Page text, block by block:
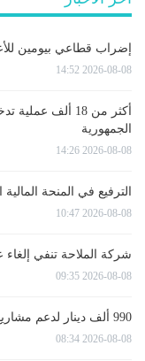
إضراب قطاعي بيومين
2026-08-08 14:52
أكثر من 18 ألف
الجمهورية
2026-08-08 14:26
الترفيع في المنحة
2026-08-08 10:47
شركة الملاحة تنفي
2026-08-08 09:35
990 ألف دينار لدعم مشاريع ببلدية قرقنة
2026-08-08 08:34